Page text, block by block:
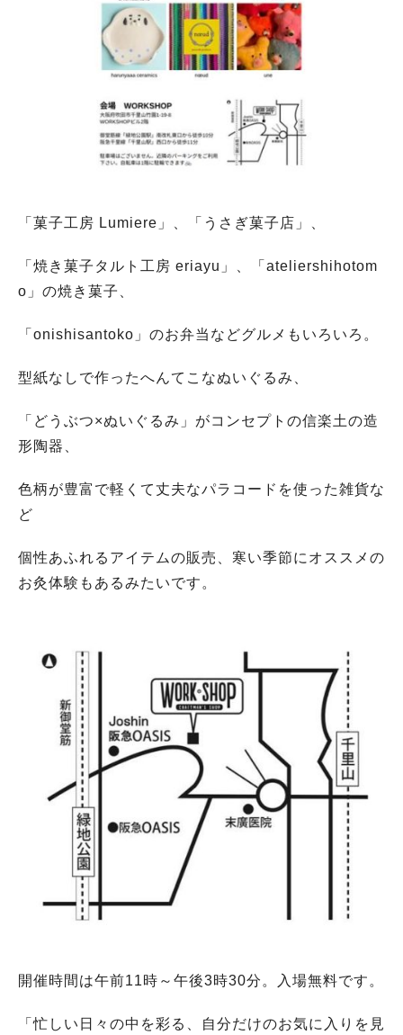
「菓子工房 Lumiere」、「うさぎ菓子店」、
「焼き菓子タルト工房 eriayu」、「ateliershihotom
o」の焼き菓子、
「onishisantoko」のお弁当などグルメもいろいろ。
型紙なしで作ったへんてこなぬいぐるみ、
「どうぶつ×ぬいぐるみ」がコンセプトの信楽土の造
形陶器、
色柄が豊富で軽くて丈夫なパラコードを使った雑貨な
ど
個性あふれるアイテムの販売、寒い季節にオススメの
お灸体験もあるみたいです。
開催時間は午前11時～午後3時30分。入場無料です。
「忙しい日々の中を彩る、自分だけのお気に入りを見